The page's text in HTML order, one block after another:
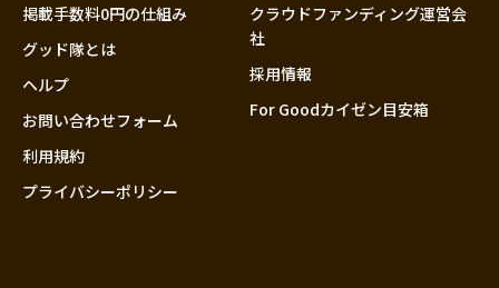
掲載手数料0円の仕組み
グッド隊とは
ヘルプ
お問い合わせフォーム
利用規約
プライバシーポリシー
クラウドファンディング運営会
社
採用情報
For Goodカイゼン目安箱